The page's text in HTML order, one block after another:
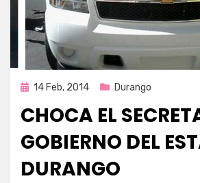
Publicada
14 Feb, 2014 Durango
CHOCA EL
GOBIERNO DEL
DURANGO